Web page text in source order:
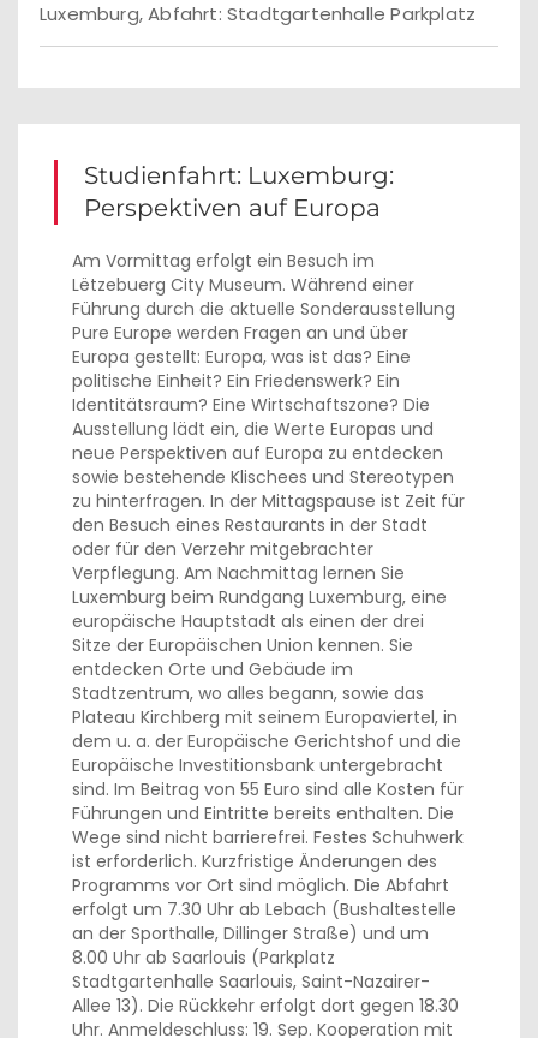
Luxemburg, Abfahrt: Stadtgartenhalle Parkplatz
Studienfahrt: Luxemburg:
Perspektiven auf Europa
Am Vormittag erfolgt ein Besuch im
Lëtzebuerg City Museum. Während einer
Führung durch die aktuelle Sonderausstellung
Pure Europe werden Fragen an und über
Europa gestellt: Europa, was ist das? Eine
politische Einheit? Ein Friedenswerk? Ein
Identitätsraum? Eine Wirtschaftszone? Die
Ausstellung lädt ein, die Werte Europas und
neue Perspektiven auf Europa zu entdecken
sowie bestehende Klischees und Stereotypen
zu hinterfragen. In der Mittagspause ist Zeit für
den Besuch eines Restaurants in der Stadt
oder für den Verzehr mitgebrachter
Verpflegung. Am Nachmittag lernen Sie
Luxemburg beim Rundgang Luxemburg, eine
europäische Hauptstadt als einen der drei
Sitze der Europäischen Union kennen. Sie
entdecken Orte und Gebäude im
Stadtzentrum, wo alles begann, sowie das
Plateau Kirchberg mit seinem Europaviertel, in
dem u. a. der Europäische Gerichtshof und die
Europäische Investitionsbank untergebracht
sind. Im Beitrag von 55 Euro sind alle Kosten für
Führungen und Eintritte bereits enthalten. Die
Wege sind nicht barrierefrei. Festes Schuhwerk
ist erforderlich. Kurzfristige Änderungen des
Programms vor Ort sind möglich. Die Abfahrt
erfolgt um 7.30 Uhr ab Lebach (Bushaltestelle
an der Sporthalle, Dillinger Straße) und um
8.00 Uhr ab Saarlouis (Parkplatz
Stadtgartenhalle Saarlouis, Saint-Nazairer-
Allee 13). Die Rückkehr erfolgt dort gegen 18.30
Uhr. Anmeldeschluss: 19. Sep. Kooperation mit